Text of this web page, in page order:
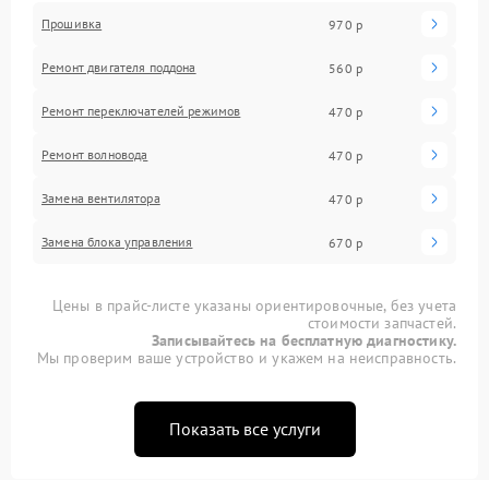
Прошивка 970 р
Ремонт двигателя поддона 560 р
Ремонт переключателей режимов 470 р
Ремонт волновода 470 р
Замена вентилятора 470 р
Замена блока управления 670 р
Цены в прайс-листе указаны ориентировочные, без учета
стоимости запчастей.
Записывайтесь на бесплатную диагностику.
Мы проверим ваше устройство и укажем на неисправность.
Показать все услуги